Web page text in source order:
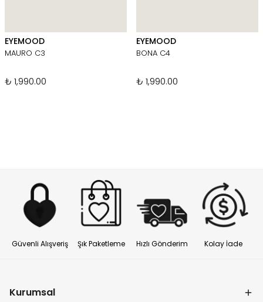
EYEMOOD
MAURO C3
₺ 1,990.00
EYEMOOD
BONA C4
₺ 1,990.00
Güvenli Alışveriş Şık Paketleme Hızlı Gönderim Kolay İade
Kurumsal